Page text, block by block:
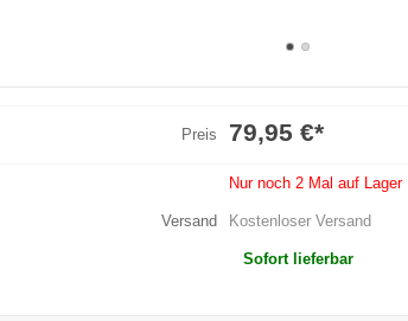
Preis 79,95 €*
Nur noch 2 Mal auf Lager
Versand Kostenloser Versand
Sofort lieferbar